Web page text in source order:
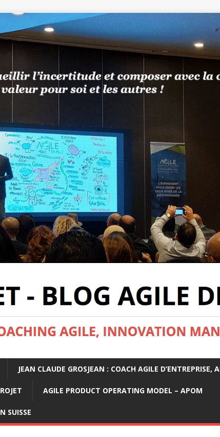
JEAN CLAUDE GROSJEAN : COACH AGILE D’ENTREPRISE,
AGILE PRODUCT OPERATING MODEL – APOM
SUISSE